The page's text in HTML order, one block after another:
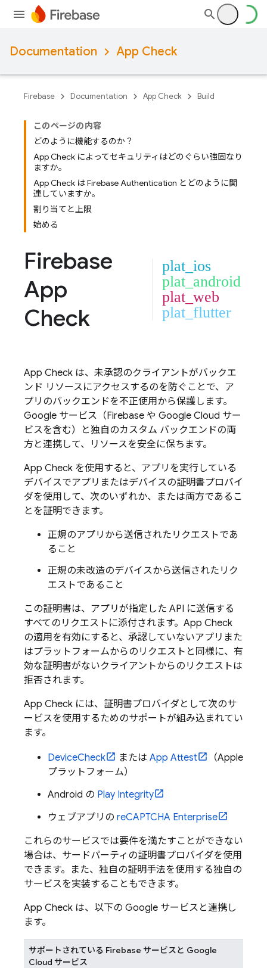
Documentation App Check
Firebase Documentation App Check Build
このページの内容
どのように機能するのか？
App Check によってセキュリティはどのぐらい強固なり
ますか。
App Check は Firebase Authentication とどのように関
連していますか。
割り当てと上限
始める
Firebase
App
Check
plat_ios
plat_android
plat_web
plat_flutter
App Check は、未承認のクライアントがバックエ
ンド リソースにアクセスするのを防ぐことで、ア
プリのバックエンドを不正使用から保護します。
Google サービス（Firebase や Google Cloud サー
ビスを含む）と独自のカスタム バックエンドの両
方と連携して、リソースを安全に保ちます。
App Check を使用すると、アプリを実行している
デバイスでアプリまたはデバイスの証明書プロバイ
ダを使用して、次のいずれか、または両方であるこ
とを証明できます。
正規のアプリから送信されたリクエストであ
ること
正規の未改造のデバイスから送信されたリク
エストであること
この証明書は、アプリが指定した API に送信する
すべてのリクエストに添付されます。 App Check
の適用を有効にすると、承認していないアプリまた
はプラットフォームからのリクエストと同様に、有
効な証明書がないクライアントからのリクエストは
拒否されます。
App Check には、証明書プロバイダとして次のサ
ービスを使用するためのサポートが組み込まれてい
ます。
DeviceCheck または App Attest
（Apple
プラットフォーム）
Android の Play Integrity
ウェブアプリの reCAPTCHA Enterprise
これらのサービスでは要件を満たすことができない
場合は、サードパーティの証明書プロバイダを使用
できます。また、独自の証明手法を使用する独自の
サービスを実装することもできます。
App Check は、以下の Google サービスと連携し
ます。
サポートされている Firebase サービスと Google
Cloud サービス